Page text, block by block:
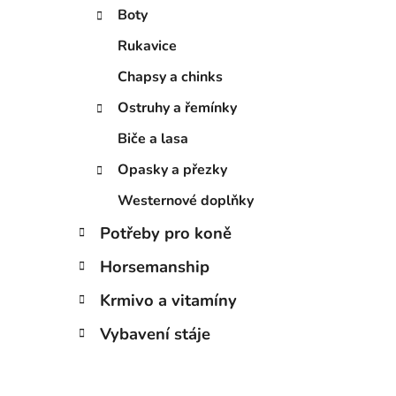
Boty
Rukavice
Chapsy a chinks
Ostruhy a řemínky
Biče a lasa
Opasky a přezky
Westernové doplňky
Potřeby pro koně
Horsemanship
Krmivo a vitamíny
Vybavení stáje